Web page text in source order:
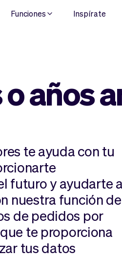
Funciones Inspírate
años
te ayuda con tu
futuro y ayudarte a
nuestra función de
de pedidos por
te proporciona
tus datos